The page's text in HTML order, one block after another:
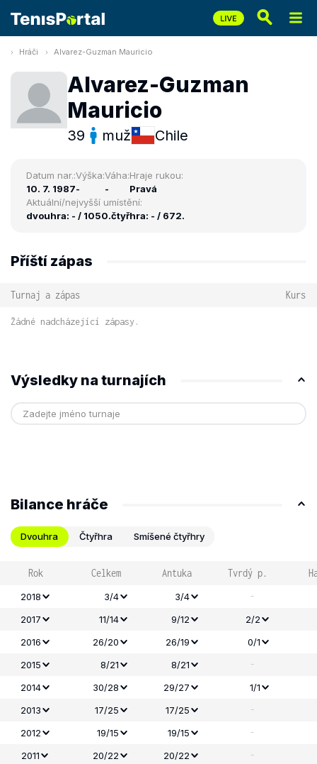
Hráči Alvarez-Guzman Mauricio
Alvarez-Guzman
Mauricio
39 muž Chile
Datum nar.:
10. 7. 1987
Výška:
-
Váha:
-
Hraje rukou:
Pravá
Aktuální/nejvyšší umístění:
dvouhra: - / 1050.čtyřhra: - / 672.
Příští zápas
Turnaj a zápas Kurs
Žádné nadcházející zápasy.
Výsledky na turnajích
Bilance hráče
Dvouhra Čtyřhra Smíšené čtyřhry
Rok Celkem Antuka Tvrdý p.
2018 3/4 3/4 -
2017 11/14 9/12
2/2
2016
26/20 26/19
0/1
2015
8/21 8/21 -
2014 30/28 29/27
1/1
2013
17/25 17/25 -
2012 19/15 19/15 -
2011 20/22 20/22 -